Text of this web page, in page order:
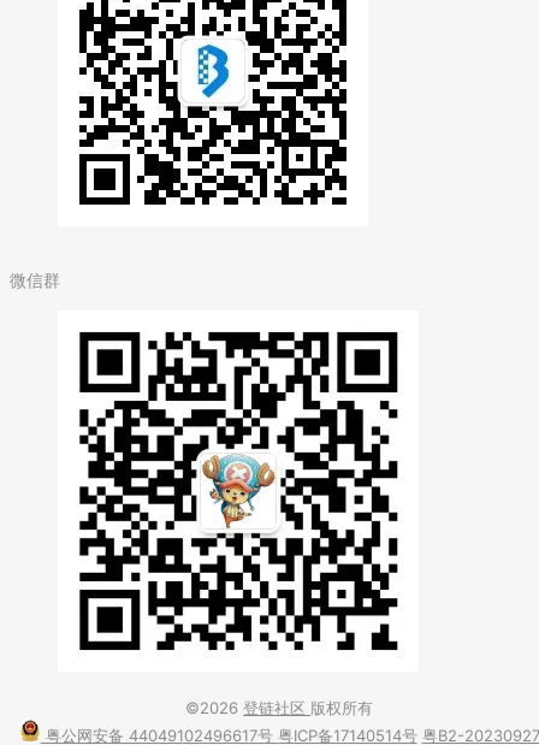
微信群
©2026 登链社区 版权所有
粤公网安备 44049102496617号 粤ICP备17140514号 粤B2-20230927